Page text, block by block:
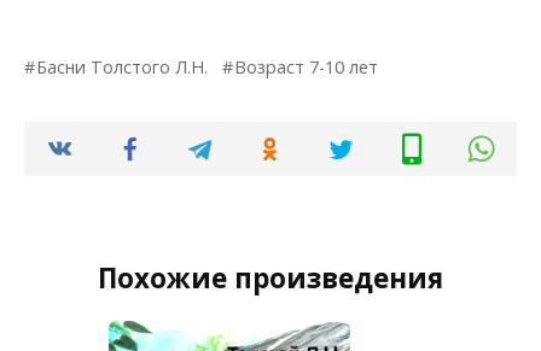
Басни Толстого Л.Н. Возраст 7-10 лет
Похожие произведения